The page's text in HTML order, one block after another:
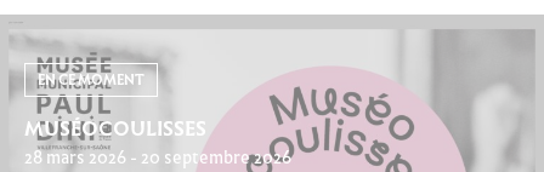
EN CE MOMENT
MUSÉOCOULISSES
28 mars 2026 - 20 septembre 2026